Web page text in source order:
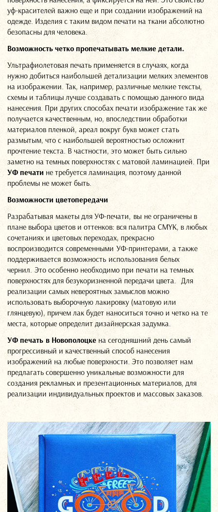
уф-красителей важно еще и при создании изображений на
одежде. Изделия с таким видом печати на ткани абсолютно
безопасны для человека.
Возможность четко пропечатывать мелкие детали.
Ультрафиолетовая печать применяется в случаях, когда
нужно добиться наибольшей детализации мелких элементов
на изображении. Так, например, различные мелкие тексты,
схемы и таблицы лучше создавать с помощью данного вида
нанесения. При других способах печати изображение так же
получается качественным, но, впоследствии обработки
материалов пленкой, ареал вокруг букв может стать
размытым, что с наибольшей вероятностью осложнит
прочтение текста. В частности, это может быть сильно
заметно на темных поверхностях с матовой ламинацией. При
УФ печати не требуется ламинация, поэтому данной
проблемы не может быть.
Возможности цветопередачи
Разрабатывая макеты для УФ-печати, вы не ограничены в
плане выбора цветов и оттенков: вся палитра CMYK, в любых
сочетаниях и цветовых переходах, прекрасно
воспроизводится современными УФ-принтерами, а также
поддерживается возможность использования белых
чернил. Это особенно необходимо при печати на темных
поверхностях для безукоризненной передачи цвета. Для
реализации самых невероятных замыслов можно
использовать выборочную лакировку (матовую или
глянцевую), причем лак будет наноситься точно и четко на те
места, которые определит дизайнерская задумка.
УФ печать в Новополоцке на сегодняшний день самый
прогрессивный и качественный способ нанесения
изображений на любые поверхности. Это позволяет нам
предлагать совершенно уникальные возможности для
создания рекламных и презентационных материалов, для
реализации индивидуальных проектов и массовых заказов.